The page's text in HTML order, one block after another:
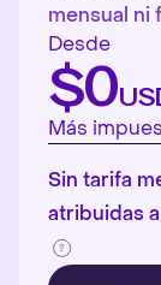
mensual ni
Desde
$0
Más
Sin tarifa
atribuidas